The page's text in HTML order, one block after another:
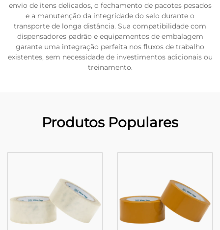
envio de itens delicados, o fechamento de pacotes pesados
e a manutenção da integridade do selo durante o
transporte de longa distância. Sua compatibilidade com
dispensadores padrão e equipamentos de embalagem
garante uma integração perfeita nos fluxos de trabalho
existentes, sem necessidade de investimentos adicionais ou
treinamento.
Produtos Populares